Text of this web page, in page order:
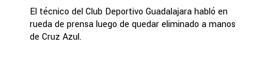
El técnico del Club Deportivo Guadalajara habló en
rueda de prensa luego de quedar eliminado a manos
de Cruz Azul.